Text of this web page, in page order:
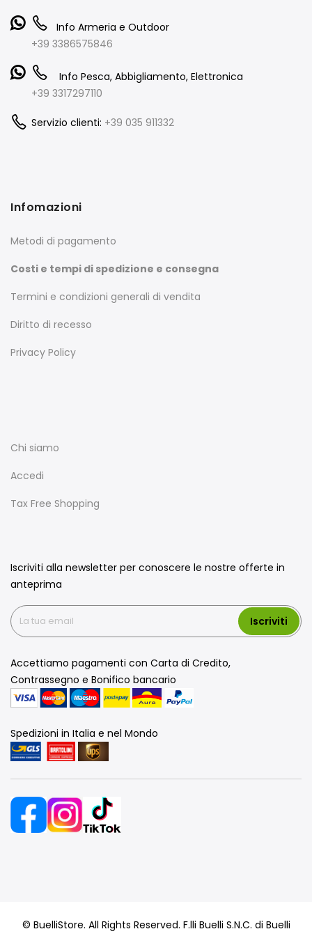
Info Armeria e Outdoor
+39 3386575846
Info Pesca, Abbigliamento, Elettronica
+39 3317297110
Servizio clienti: +39 035 911332
Infomazioni
Metodi di pagamento
Costi e tempi di spedizione e consegna
Termini e condizioni generali di vendita
Diritto di recesso
Privacy Policy
Chi siamo
Accedi
Tax Free Shopping
Iscriviti alla newsletter per conoscere le nostre offerte in
anteprima
Iscriviti
Accettiamo pagamenti con Carta di Credito,
Contrassegno e Bonifico bancario
Spedizioni in Italia e nel Mondo
© BuelliStore. All Rights Reserved. F.lli Buelli S.N.C. di Buelli